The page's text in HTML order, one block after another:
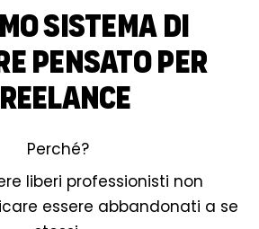
SISTEMA DI
PENSATO PER
Perché?
liberi professionisti non
essere abbandonati a se